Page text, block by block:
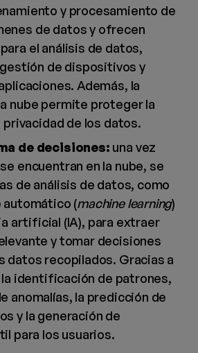
y procesamiento de
de datos y ofrecen
el análisis de datos,
de dispositivos y
Además, la
nube permite proteger la
privacidad de los datos.
de decisiones: una vez
encuentran en la nube, se
de análisis de datos, como
automático (machine learning)
artificial (IA), para extraer
y tomar decisiones
datos recopilados. Gracias a
identificación de patrones,
anomalías, la predicción de
y la generación de
para los usuarios.